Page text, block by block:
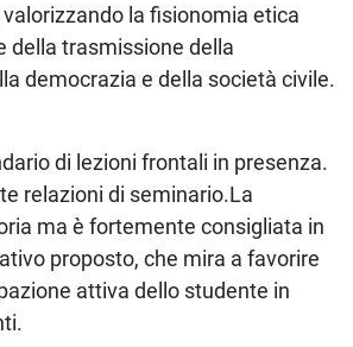
la fisionomia etica
della trasmissione della
democrazia e della società civile.
di lezioni frontali in presenza.
relazioni di seminario.La
ma è fortemente consigliata in
proposto, che mira a favorire
attiva dello studente in